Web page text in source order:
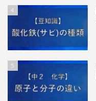
4
5